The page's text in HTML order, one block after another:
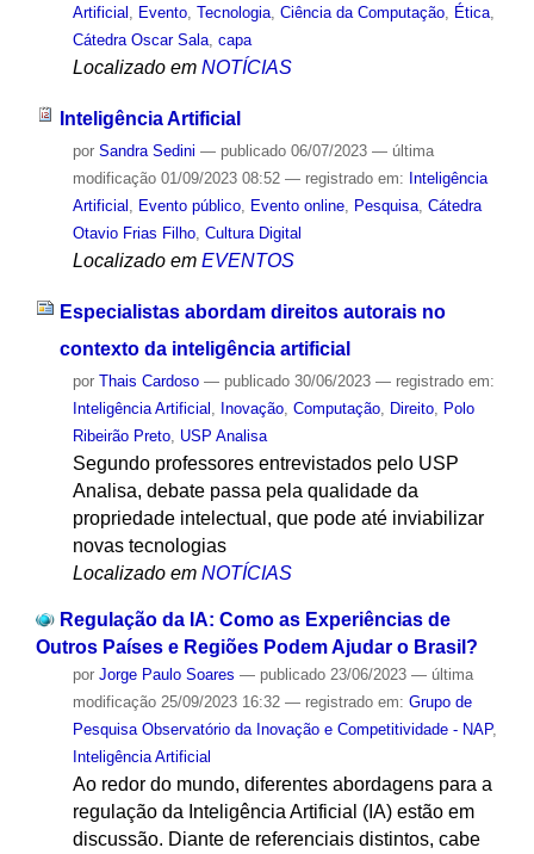
Artificial , Evento, Tecnologia, Ciência da Computação, Ética,
Cátedra Oscar Sala, capa
Localizado em NOTÍCIAS
Inteligência Artificial
por Sandra Sedini — publicado06/07/2023 — última
modificação01/09/2023 08:52 — registrado em: Inteligência
Artificial , Evento público, Evento online, Pesquisa, Cátedra
Otavio Frias Filho, Cultura Digital
Localizado em EVENTOS
Especialistas abordam direitos autorais no
contexto da inteligência artificial
por Thais Cardoso — publicado30/06/2023 — registrado em:
Inteligência Artificial
Inovação, Computação, Direito,
Polo
Ribeirão Preto, USP Analisa
Segundo professores entrevistados pelo USP
Analisa, debate passa pela qualidade da
propriedade intelectual, que pode até inviabilizar
novas tecnologias
Localizado em NOTÍCIAS
Regulação da IA: Como as Experiências de
Outros Países e Regiões Podem Ajudar o Brasil?
por Jorge Paulo Soares — publicado23/06/2023 — última
modificação25/09/2023 16:32 — registrado em: Grupo de
Pesquisa Observatório da Inovação e Competitividade - NAP,
Inteligência Artificial
Ao redor do mundo, diferentes abordagens para a
regulação da Inteligência Artificial (IA) estão em
discussão. Diante de referenciais distintos, cabe